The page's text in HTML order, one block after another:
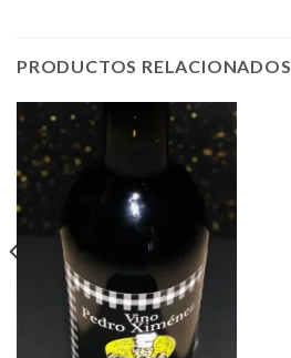
PRODUCTOS RELACIONADOS